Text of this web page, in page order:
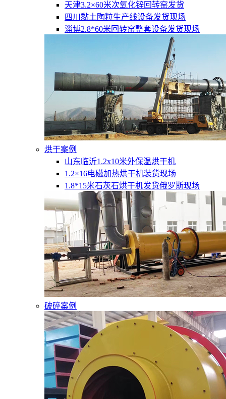
天津3.2×60米次氧化锌回转窑发货
四川黏土陶粒生产线设备发货现场
淄博2.8*60米回转窑整套设备发货现场
烘干案例
山东临沂1.2x10米外保温烘干机
1.2×16电磁加热烘干机装货现场
1.8*15米石灰石烘干机发货俄罗斯现场
破碎案例